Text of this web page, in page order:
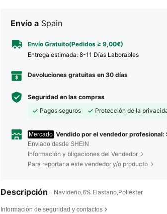
Envío a Spain
Envío Gratuito(Pedidos ≥ 9,00€)
Entrega estimada: 8-11 Días Laborables
Devoluciones gratuitas en 30 días
Seguridad en las compras
Pagos seguros
Protección de la
Mercado Vendido por el vendedor profesional:
Enviado desde SHEIN
Información y bligaciones del Vendedor
Para reportar a este vendedor y/o producto
Descripción Navideño,6% Elastano,Poliéster
Información de seguridad y contactos